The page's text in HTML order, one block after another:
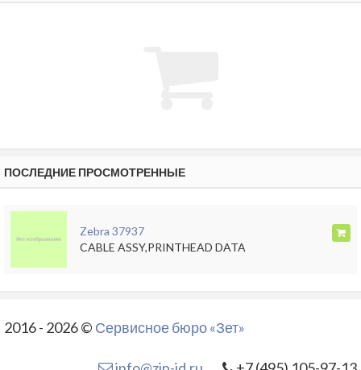
ПОСЛЕДНИЕ ПРОСМОТРЕННЫЕ
Zebra 37937
CABLE ASSY,PRINTHEAD DATA
2016 - 2026 © Сервисное бюро «Зет»